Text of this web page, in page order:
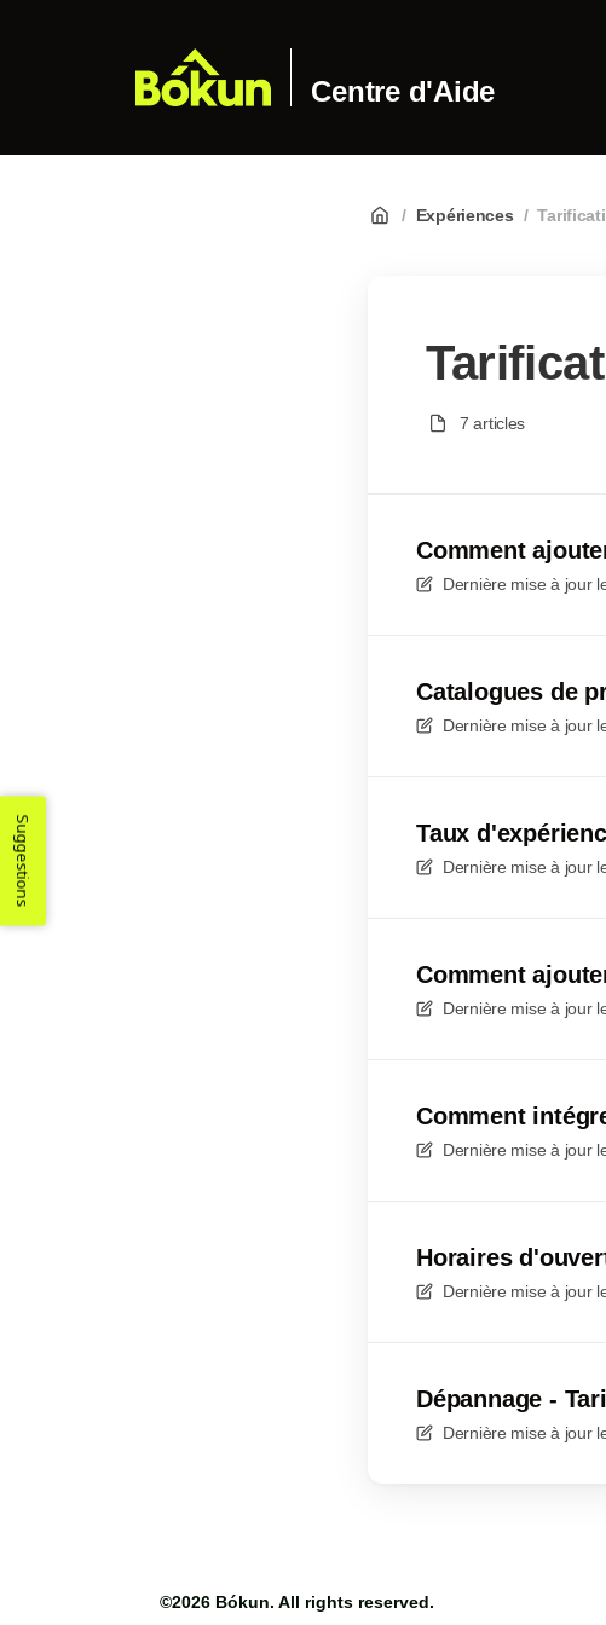
Centre d'Aide
/ Expériences /
7 articles
Comment
Dernière mise à jour
Catalogues de
Dernière mise à jour
Taux
Dernière mise à jour
Comment
Dernière mise à jour
Comment
Dernière mise à jour
Horaires
Dernière mise à jour
Dépannage -
Dernière mise à jour
©2026 Bókun. All rights reserved.
Suggestions